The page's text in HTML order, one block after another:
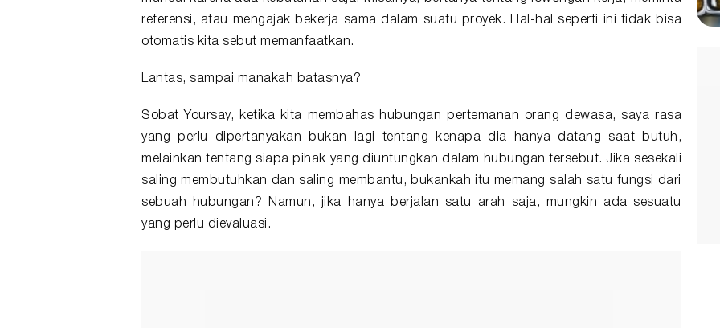
referensi, atau mengajak bekerja sama dalam suatu proyek. Hal-hal seperti ini tidak bisa
otomatis kita sebut memanfaatkan.
Lantas, sampai manakah batasnya?
Sobat Yoursay, ketika kita membahas hubungan pertemanan orang dewasa, saya rasa
yang perlu dipertanyakan bukan lagi tentang kenapa dia hanya datang saat butuh,
melainkan tentang siapa pihak yang diuntungkan dalam hubungan tersebut. Jika sesekali
saling membutuhkan dan saling membantu, bukankah itu memang salah satu fungsi dari
sebuah hubungan? Namun, jika hanya berjalan satu arah saja, mungkin ada sesuatu
yang perlu dievaluasi.